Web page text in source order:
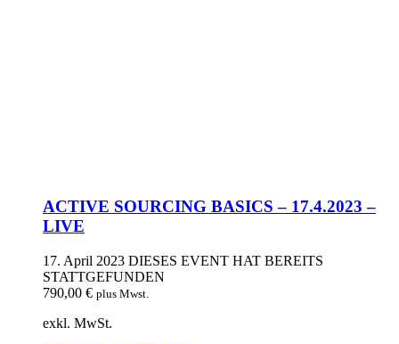
ACTIVE SOURCING BASICS – 17.4.2023 –
LIVE
17. April 2023 DIESES EVENT HAT BEREITS
STATTGEFUNDEN
790,00 € plus Mwst.
exkl. MwSt.